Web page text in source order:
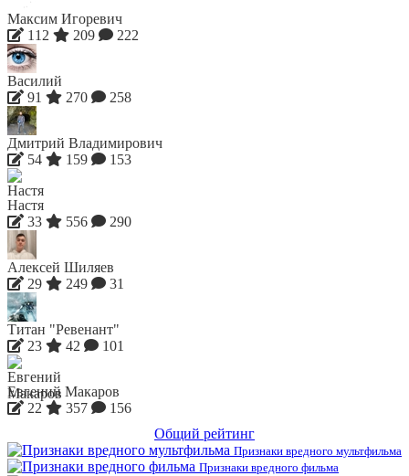
Максим Игоревич
112
209 222
Василий
91
270 258
Дмитрий Владимирович
54
159 153
Настя
33
556 290
Алексей Шиляев
29
249 31
Титан "Ревенант"
23
42 101
Евгений Макаров
22
357
156
Общий рейтинг
Признаки вредного мультфильма
Признаки вредного фильма